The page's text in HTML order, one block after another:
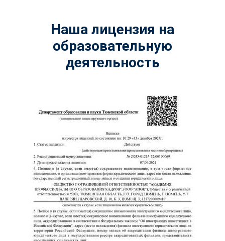
Наша лицензия на
образовательную
деятельность
Мессенджеры
Свяжитесь с нами через любой удобный мессенджер!
Telegram WhatsApp
Vkontakte EMail
Max